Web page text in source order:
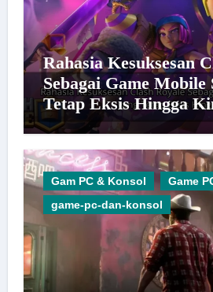
Rahasia Kesuksesan
Sebagai Game Mobile
Tetap Eksis Hingga
Gam PC & Konsol
Game
game-pc-dan-konsol